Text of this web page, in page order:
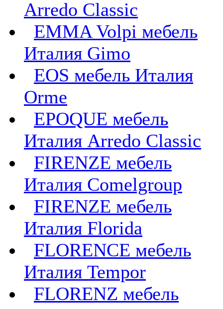
Arredo Classic
EMMA Volpi мебель
Италия Gimo
EOS мебель Италия
Orme
EPOQUE мебель
Италия Arredo Classic
FIRENZE мебель
Италия Comelgroup
FIRENZE мебель
Италия Florida
FLORENCE мебель
Италия Tempor
FLORENZ мебель